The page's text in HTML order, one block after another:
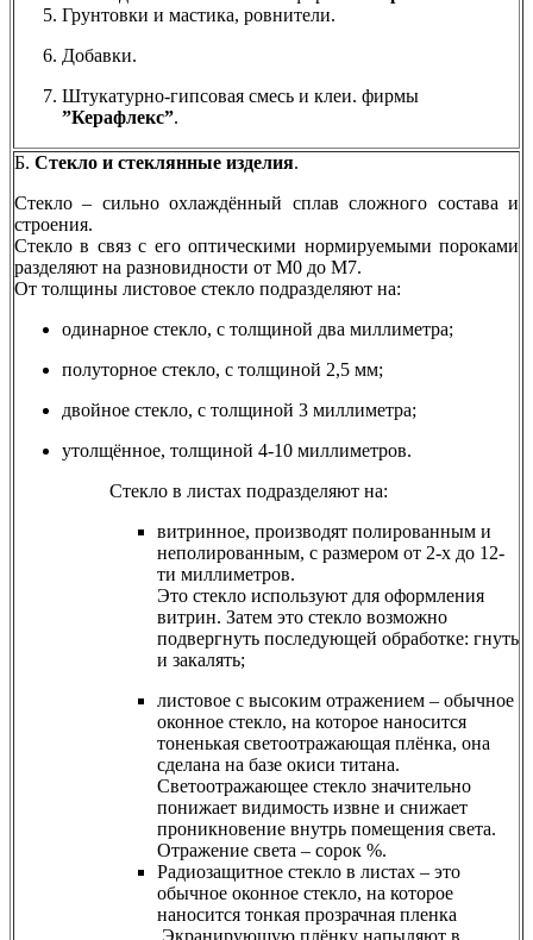
Грунтовки и мастика, ровнители.
Добавки.
Штукатурно-гипсовая смесь и клеи. фирмы
”Керафлекс”.
Б. Стекло и стеклянные изделия.
Cтекло – сильно охлаждённый сплав сложного состава и
строения.
Стекло в связ с его оптическими нормируемыми пороками
разделяют на разновидности от М0 до М7.
От толщины листовое стекло подразделяют на:
одинарное стекло, с толщиной два миллиметра;
полуторное стекло, с толщиной 2,5 мм;
двойное стекло, с толщиной 3 миллиметра;
утолщённое, толщиной 4-10 миллиметров.
Стекло в листах подразделяют на:
витринное, производят полированным и
неполированным, с размером от 2-х до 12-
ти миллиметров.
Это стекло используют для оформления
витрин. Затем это стекло возможно
подвергнуть последующей обработке: гнуть
и закалять;
листовое с высоким отражением – обычное
оконное стекло, на которое наносится
тоненькая светоотражающая плёнка, она
сделана на базе окиси титана.
Светоотражающее стекло значительно
понижает видимость извне и снижает
проникновение внутрь помещения света.
Отражение света – сорок %.
Радиозащитное стекло в листах – это
обычное оконное стекло, на которое
наносится тонкая прозрачная пленка
.Экранирующую плёнку напыляют в